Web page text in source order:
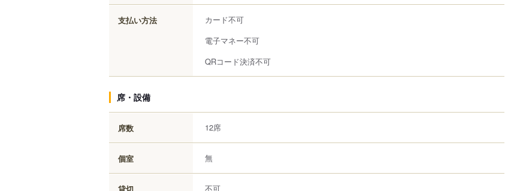
支払い方法
カード不可
電子マネー不可
QRコード決済不可
席・設備
席数 12席
個室 無
貸切 不可